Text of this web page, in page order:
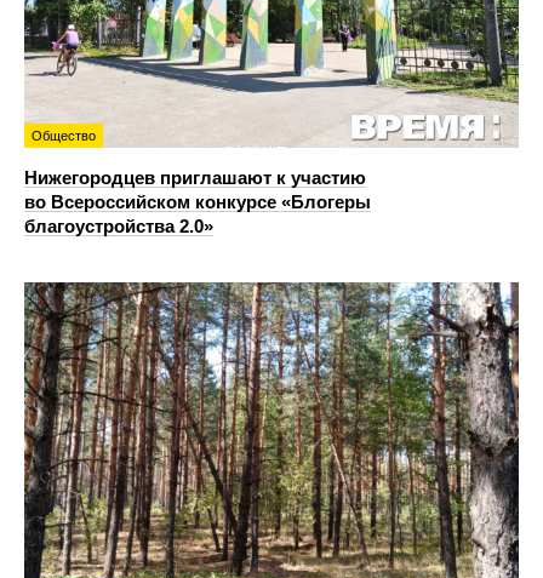
Общество
Нижегородцев приглашают к участию
во Всероссийском конкурсе «Блогеры
благоустройства 2.0»